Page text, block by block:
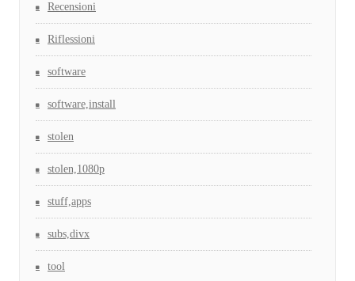
Recensioni
Riflessioni
software
software,install
stolen
stolen,1080p
stuff,apps
subs,divx
tool